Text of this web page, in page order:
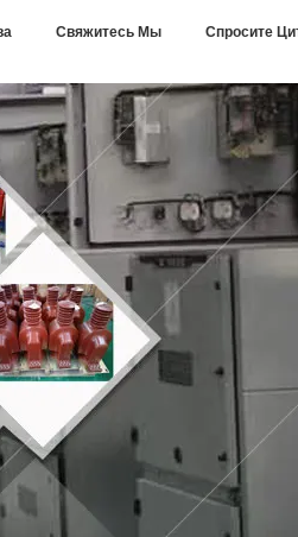
Свяжитесь Мы Спросите